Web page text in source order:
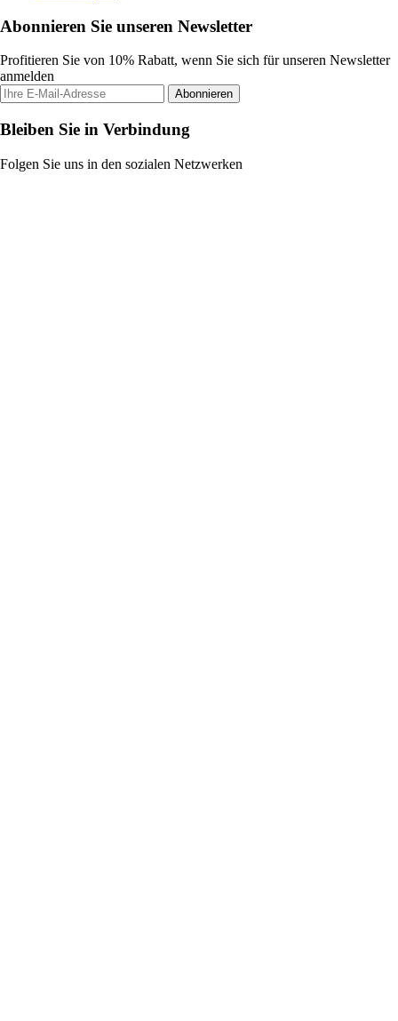
Abonnieren Sie unseren Newsletter
Profitieren Sie von 10% Rabatt, wenn Sie sich für unseren Newsletter
anmelden
Abonnieren
Bleiben Sie in Verbindung
Folgen Sie uns in den sozialen Netzwerken